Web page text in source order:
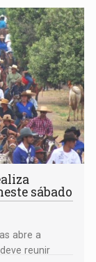
dos Anjos
sábado
abre a
reunir